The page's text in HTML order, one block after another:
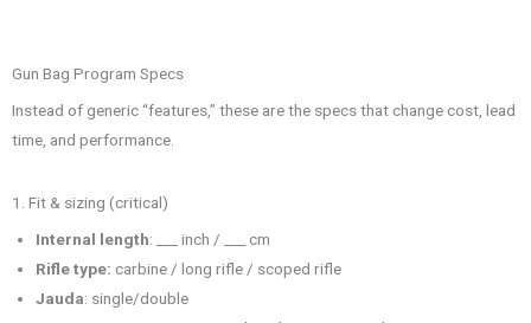
Gun Bag Program Specs
Instead of generic “features,” these are the specs that change cost, lead
time, and performance.
1. Fit & sizing (critical)
Internal length: ___ inch / ___ cm
Rifle type: carbine / long rifle / scoped rifle
Jauda: single/double